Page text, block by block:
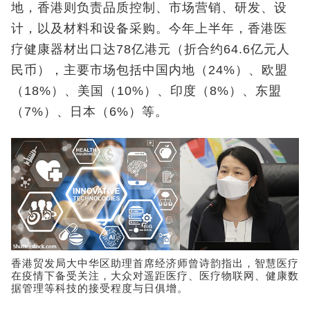
地，香港则负责品质控制、市场营销、研发、设
计，以及材料和设备采购。今年上半年，香港医
疗健康器材出口达78亿港元（折合约64.6亿元人
民币），主要市场包括中国内地（24%）、欧盟
（18%）、美国（10%）、印度（8%）、东盟
（7%）、日本（6%）等。
香港贸发局大中华区助理首席经济师曾诗韵指出，智慧医疗
在疫情下备受关注，大众对遥距医疗、医疗物联网、健康数
据管理等科技的接受程度与日俱增。